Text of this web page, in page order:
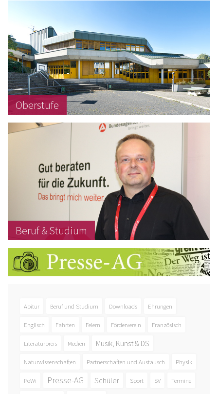
Oberstufe
Beruf & Studium
Abitur Beruf und Studium Downloads Ehrungen
Englisch Fahrten Feiern Förderverein Französisch
Literaturpreis Medien Musik, Kunst & DS
Naturwissenschaften Partnerschaften und Austausch Physik
PoWi Presse-AG Schüler Sport SV Termine